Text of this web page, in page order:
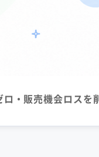
・販売機会ロスを